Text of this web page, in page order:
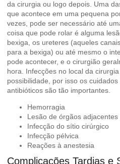
da cirurgia ou logo depois. Uma
que acontece em uma pequena
vezes, pode ser necessário até
coisa que pode rolar é alguma
bexiga, os ureteres (aqueles
para a bexiga) ou até mesmo o
pode acontecer, e o cirurgião
hora. Infecções no local da
possibilidade, por isso os
antibióticos são tão importantes.
Hemorragia
Lesão de órgãos
Infecção do sítio cirúrgico
Infecção pélvica
Reações à anestesia
Complicações Tardias e